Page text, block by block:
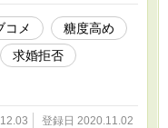
様）、１位入賞作品。
載終了につき、こち
ラストは、親友の朝
ました。
コメ
糖度高め
求婚拒否
登録日 2020.11.02